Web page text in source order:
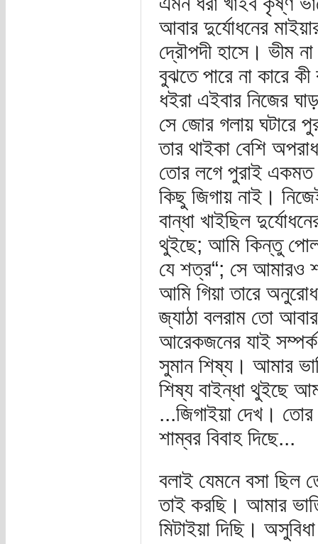
আবার দুর্যোধনের
দ্রৌপদী হাসে। ভীম
বুঝতে পারে না কারে
ধইরা এইবার নিজের
সে জোর গলায় ঘটারে
তার থাইকা বেশি
তোর লগে পুরাই
কিছু জিগায় নাই।
বান্ধা খাইছিল
থুইছে; আমি কিন্তু
যে শত্র“; সে আমারও
আমি গিয়া তারে
জ্যাঠা বলরাম তো
আরেকজনের যাই
সুমান শিষ্য। আমার
শিষ্য বাইন্ধা থুইছে
...জিগাইয়া দেখ। তোর
শাম্বর বিবাহ দিছে...
বলাই যেমনে বসা ছিল
তাই করছি। আমার
মিটাইয়া দিছি।